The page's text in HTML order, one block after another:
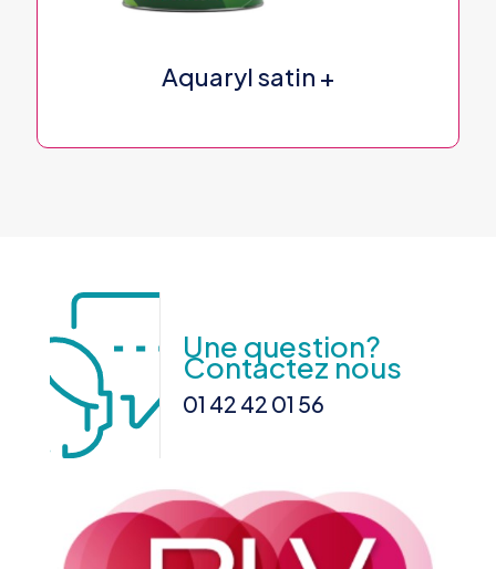
Aquaryl satin +
Une question?
Contactez nous
01 42 42 01 56